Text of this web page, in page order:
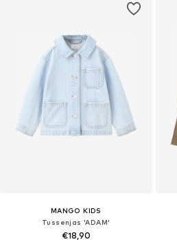
MANGO KIDS
Tussenjas 'ADAM'
€18,90